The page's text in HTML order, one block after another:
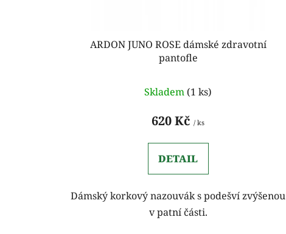
ARDON JUNO ROSE dámské zdravotní
pantofle
Skladem (1 ks)
620 Kč/ ks
DETAIL
Dámský korkový nazouvák s podešví zvýšenou
v patní části.